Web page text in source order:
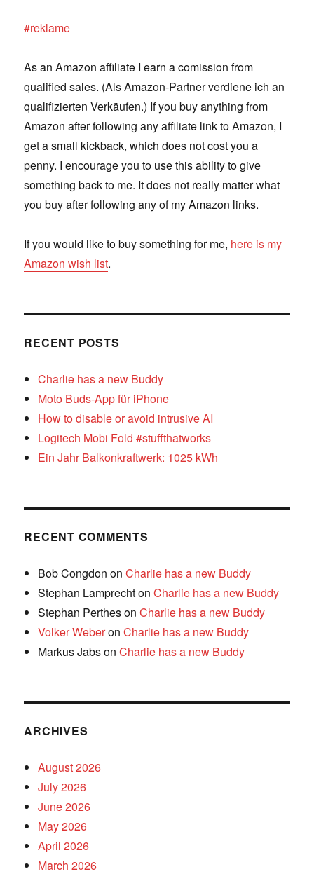
#reklame
As an Amazon affiliate I earn a comission from
qualified sales. (Als Amazon-Partner verdiene ich an
qualifizierten Verkäufen.) If you buy anything from
Amazon after following any affiliate link to Amazon, I
get a small kickback, which does not cost you a
penny. I encourage you to use this ability to give
something back to me. It does not really matter what
you buy after following any of my Amazon links.
If you would like to buy something for me, here is my
Amazon wish list.
RECENT POSTS
Charlie has a new Buddy
Moto Buds-App für iPhone
How to disable or avoid intrusive AI
Logitech Mobi Fold #stuffthatworks
Ein Jahr Balkonkraftwerk: 1025 kWh
RECENT COMMENTS
Bob Congdon onCharlie has a new Buddy
Stephan LamprechtonCharlie has a new Buddy
Stephan PerthesonCharlie has a new Buddy
Volker WeberonCharlie has a new Buddy
Markus JabsonCharlie has a new Buddy
ARCHIVES
August 2026
July 2026
June 2026
May 2026
April 2026
March 2026